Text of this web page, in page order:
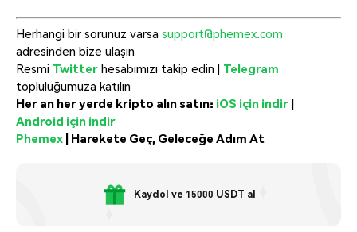
Herhangi bir sorunuz varsa support@phemex.com
adresinden bize ulaşın
Resmi Twitter hesabımızı takip edin | Telegram
topluluğumuza katılın
Her an her yerde kripto alın satın: iOS için indir |
Android için indir
Phemex | Harekete Geç, Geleceğe Adım At
Kaydol ve 15000 USDT al